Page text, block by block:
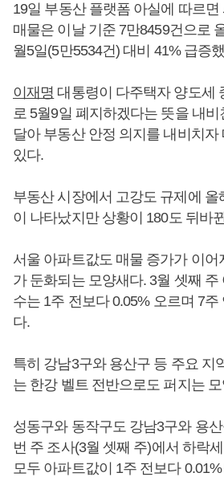
19일 부동산 플랫폼 아실에 따르면
매물은 이날 기준 7만8459건으로
월5일(5만5534건) 대비 41% 급증
이재명 대통령이 다주택자 양도세
로 5월9일 폐지하겠다는 뜻을 내
달아 부동산 안정 의지를 내비치자
있다.
부동산 시장에서 고강도 규제에 올
이 나타났지만 상황이 180도 뒤바
서울 아파트값도 매물 증가가 이어
가 둔화되는 모양새다. 3월 셋째 주
수는 1주 전보다 0.05% 오르며 7
다.
특히 강남3구와 용산구 등 주요 지
는 한강 벨트 전반으로도 퍼지는
성동구와 동작구도 강남3구와 용산
번 주 조사(3월 셋째 주)에서 하락
모두 아파트값이 1주 전보다